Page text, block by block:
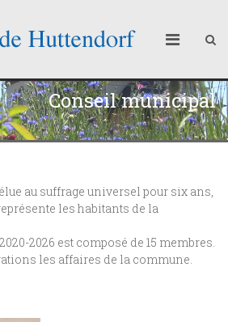
Conseil municipal
au suffrage universel pour six ans,
les habitants de la
2026 est composé de 15 membres.
les affaires de la commune.